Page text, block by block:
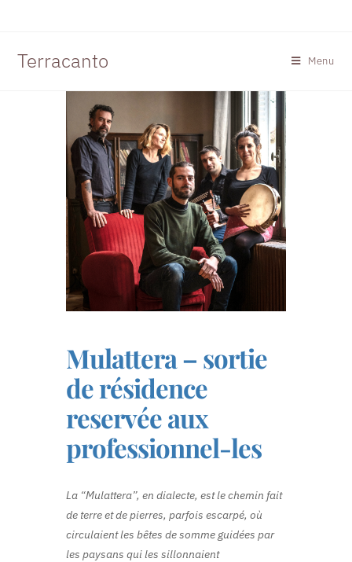
Terracanto Menu
Mulattera – sortie
de résidence
reservée aux
professionnel-les
La “Mulattera”, en dialecte, est le chemin fait
de terre et de pierres, parfois escarpé, où
circulaient les bêtes de somme guidées par
les paysans qui les sillonnaient